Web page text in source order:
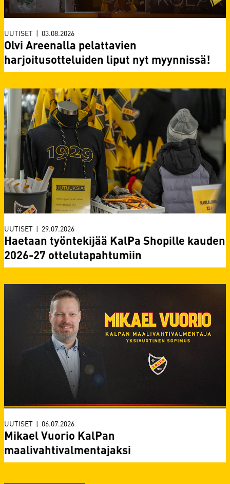
Olvi Areenalla pelattavien
harjoitusotteluiden liput nyt myynnissä!
UUTISET | 03.08.2026
Haetaan työntekijää KalPa Shopille kauden
2026-27 ottelutapahtumiin
UUTISET | 29.07.2026
Mikael Vuorio KalPan
maalivahtivalmentajaksi
UUTISET | 06.07.2026